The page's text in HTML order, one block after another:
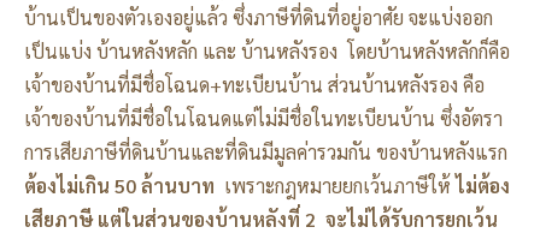
บ้านเป็นของตัวเองอยู่แล้ว ซึ่งภาษีที่ดินที่อยู่อาศัย จะแบ่งออก
เป็นแบ่ง บ้านหลังหลัก และ บ้านหลังรอง โดยบ้านหลังหลักก็คือ
เจ้าของบ้านที่มีชื่อโฉนด+ทะเบียนบ้าน ส่วนบ้านหลังรอง คือ
เจ้าของบ้านที่มีชื่อในโฉนดแต่ไม่มีชื่อในทะเบียนบ้าน ซึ่งอัตรา
การเสียภาษีที่ดินบ้านและที่ดินมีมูลค่ารวมกัน ของบ้านหลังแรก
ต้องไม่เกิน 50 ล้านบาท เพราะกฎหมายยกเว้นภาษีให้ไม่ต้อง
เสียภาษี แต่ในส่วนของบ้านหลังที่ 2 จะไม่ได้รับการยกเว้น